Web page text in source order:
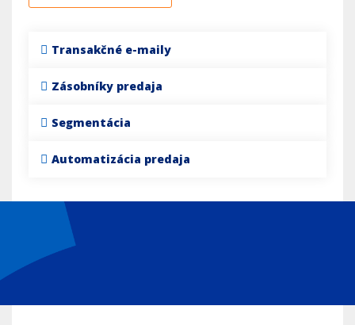
Transakčné e-maily
Zásobníky predaja
Segmentácia
Automatizácia predaja